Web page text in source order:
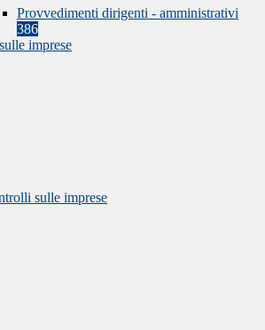
Provvedimenti dirigenti - amministrativi
386
imprese
sulle imprese